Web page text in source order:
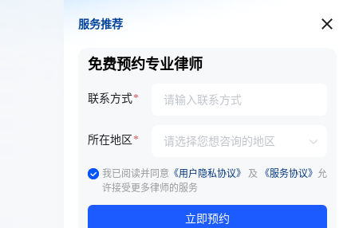
服务推荐
服务推荐
免费预约专业律师
联系方式
所在地区
我已阅读并同意 《用户隐私协议》 及 《服务协议》 允
许接受更多律师的服务
立即预约